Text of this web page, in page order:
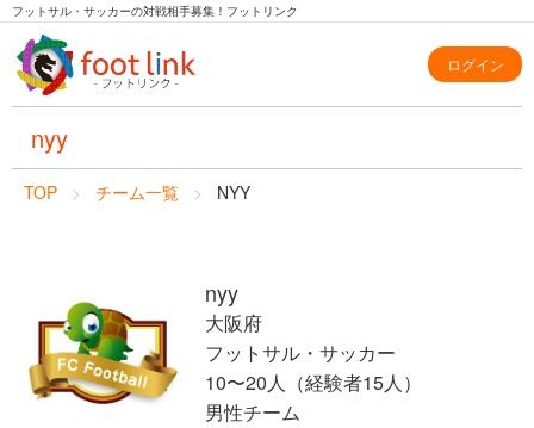
フットサル・サッカーの対戦相手募集！フットリンク
ログイン
nyy
TOP チーム一覧 NYY
nyy
大阪府
フットサル・サッカー
10〜20人（経験者15人）
男性チーム